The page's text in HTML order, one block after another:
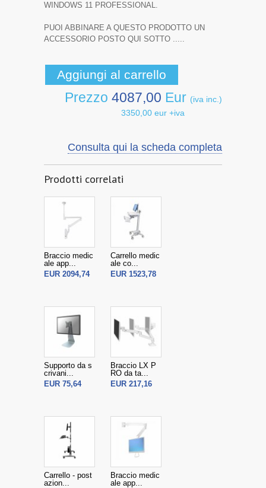
WINDOWS 11 PROFESSIONAL.
PUOI ABBINARE A QUESTO PRODOTTO UN
ACCESSORIO POSTO QUI SOTTO .....
Prezzo 4087,00 Eur (iva inc.)
3350,00 eur +iva
Consulta qui la scheda completa
Prodotti correlati
Braccio medic
ale app...
EUR 2094,74
Carrello medic
ale co...
EUR 1523,78
Supporto da s
crivani...
EUR 75,64
Braccio LX P
RO da ta...
EUR 217,16
Carrello - post
azion...
Braccio medic
ale app...